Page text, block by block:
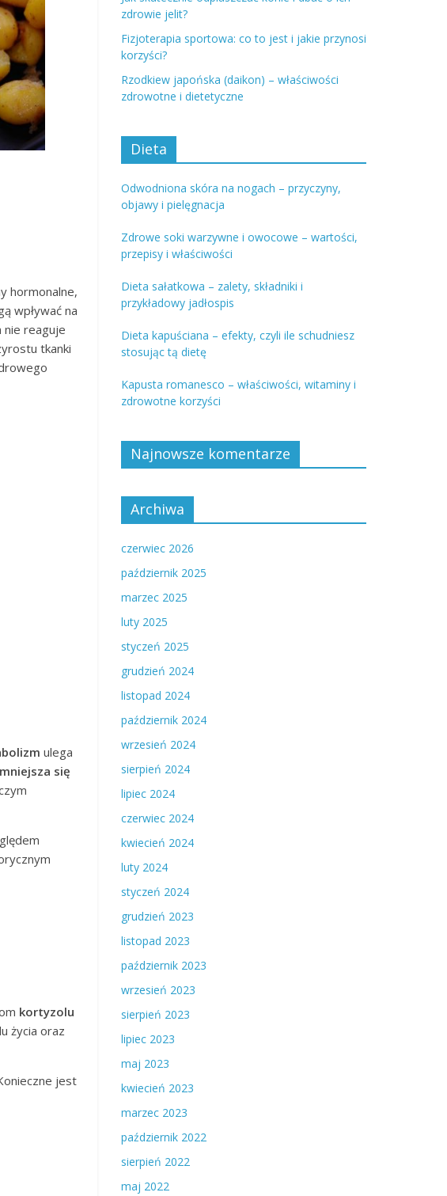
hormonalne,
wpływać na
nie reaguje
tkanki
ulega
się
kortyzolu
życia oraz
jest
zdrowie jelit?
Fizjoterapia sportowa: co to jest i jakie przynosi
korzyści?
Rzodkiew japońska (daikon) – właściwości
zdrowotne i dietetyczne
Dieta
Odwodniona skóra na nogach – przyczyny,
objawy i pielęgnacja
Zdrowe soki warzywne i owocowe – wartości,
przepisy i właściwości
Dieta sałatkowa – zalety, składniki i
przykładowy jadłospis
Dieta kapuściana – efekty, czyli ile schudniesz
stosując tą dietę
Kapusta romanesco – właściwości, witaminy i
zdrowotne korzyści
Najnowsze komentarze
Archiwa
czerwiec 2026
październik 2025
marzec 2025
luty 2025
styczeń 2025
grudzień 2024
listopad 2024
październik 2024
wrzesień 2024
sierpień 2024
lipiec 2024
czerwiec 2024
kwiecień 2024
luty 2024
styczeń 2024
grudzień 2023
listopad 2023
październik 2023
wrzesień 2023
sierpień 2023
lipiec 2023
maj 2023
kwiecień 2023
marzec 2023
październik 2022
sierpień 2022
maj 2022